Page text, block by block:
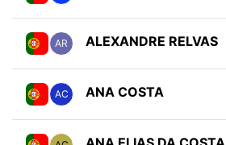
AR ALEXANDRE RELVAS
AC ANA COSTA